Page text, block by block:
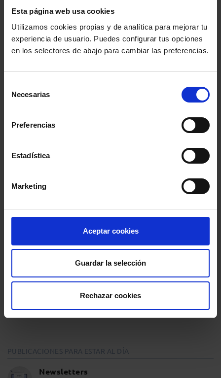
Esta página web usa cookies
Utilizamos cookies propias y de analítica para mejorar tu
experiencia de usuario. Puedes configurar tus opciones
en los selectores de abajo para cambiar las preferencias.
Necesarias
Preferencias
Estadística
Marketing
Aceptar cookies
Guardar la selección
Rechazar cookies
Opinión y análisis
Sala de Prensa
PUBLICACIONES PARA ESTAR AL DÍA
Newsletters